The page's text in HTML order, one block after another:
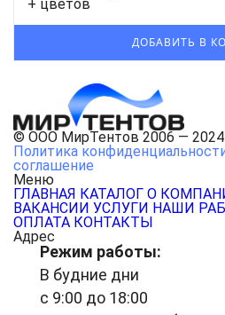
+ цветов
© ООО МирТентов 2006 —
Политика
соглашение
Меню
ГЛАВНАЯ КАТАЛОГ О
ВАКАНСИИ УСЛУГИ НАШИ
ОПЛАТА КОНТАКТЫ
Адрес
Режим работы:
В будние дни
с 9:00 до 18:00